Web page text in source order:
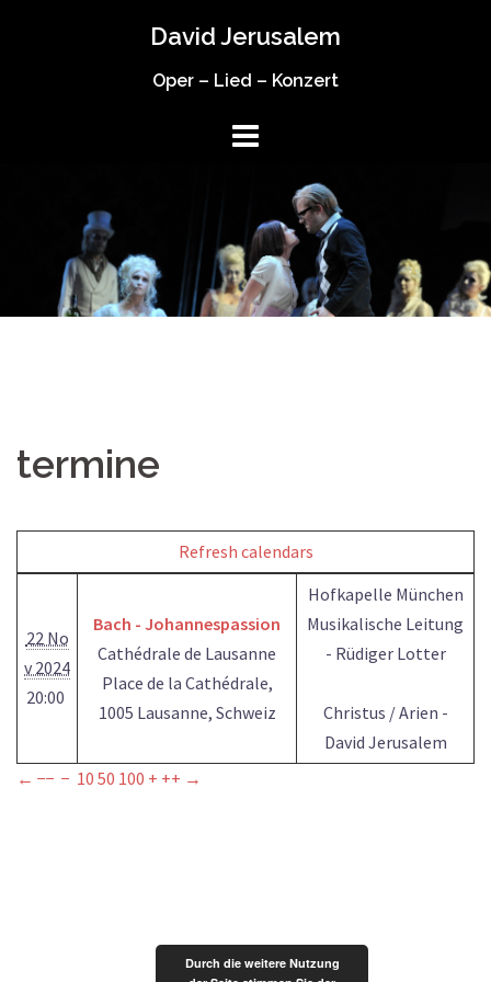
David Jerusalem
Oper – Lied – Konzert
termine
Refresh calendars
22 No
v 2024
20:00
Bach - Johannespassion
Cathédrale de Lausanne
Place de la Cathédrale,
1005 Lausanne, Schweiz
Hofkapelle München
Musikalische Leitung
- Rüdiger Lotter
Christus / Arien -
David Jerusalem
← −− − 10 50 100 + ++ →
Durch die weitere Nutzung